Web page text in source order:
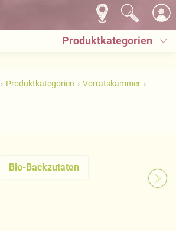
Produktkategorien
Produktkategorien
Vorratskammer
Bio-Backzutaten